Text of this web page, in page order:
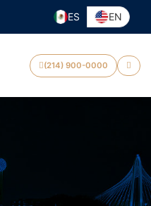
ES EN
(214) 900-0000